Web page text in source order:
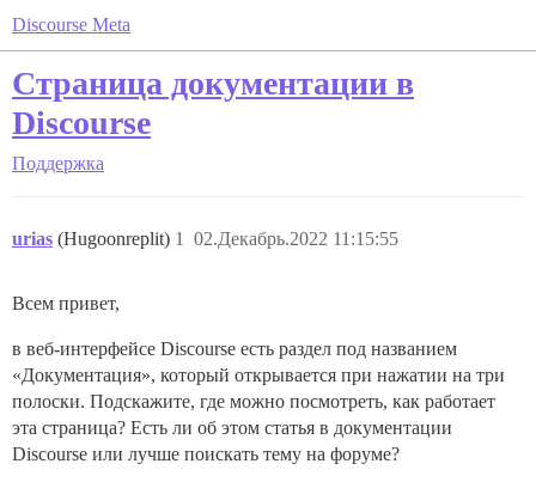
Discourse Meta
Страница документации в
Discourse
Поддержка
urias (Hugoonreplit) 02.Декабрь.2022 11:15:55
1
Всем привет,
в веб-интерфейсе Discourse есть раздел под названием
«Документация», который открывается при нажатии на три
полоски. Подскажите, где можно посмотреть, как работает
эта страница? Есть ли об этом статья в документации
Discourse или лучше поискать тему на форуме?